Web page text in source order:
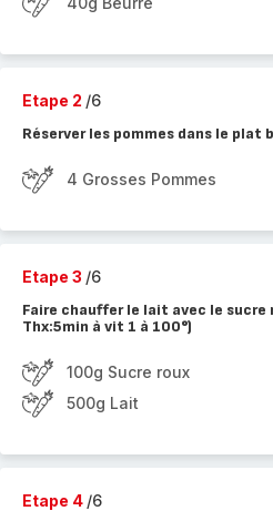
Etape 2 /6
Réserver les pommes dans le plat
4 Grosses Pommes
Etape 3 /6
Faire chauffer le lait avec le sucre
Thx:5min à vit 1 à 100°)
100g Sucre roux
500g Lait
Etape 4 /6